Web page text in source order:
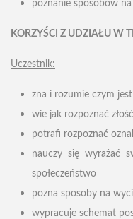
poznanie sposobów na
KORZYŚCI Z UDZIAŁU W
Uczestnik:
zna i rozumie czym jest
wie jak rozpoznać
potrafi rozpoznać
nauczy się wyrażać
społeczeństwo
pozna sposoby na
wypracuje schemat